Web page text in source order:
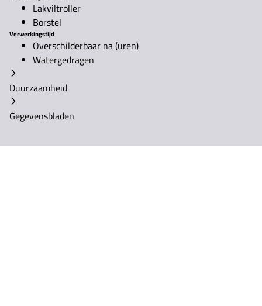
Lakviltroller
Borstel
Verwerkingstijd
Overschilderbaar na (uren)
Watergedragen
Duurzaamheid
Gegevensbladen